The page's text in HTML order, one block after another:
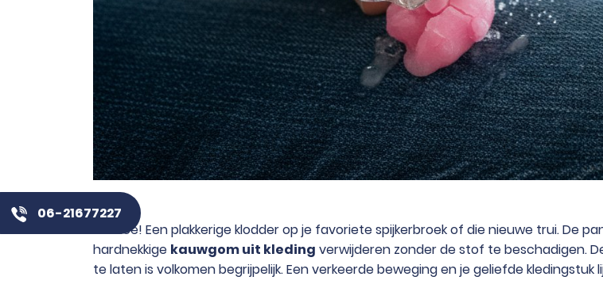
Oh nee! Een plakkerige klodder op je favoriete spijkerbroek of die nieuwe trui. De
hardnekkige kauwgom uit kleding verwijderen zonder de stof te beschadigen.
te laten is volkomen begrijpelijk. Een verkeerde beweging en je geliefde kledingstuk
06-21677227